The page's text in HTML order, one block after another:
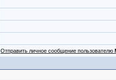
Отправить личное сообщение пользователю